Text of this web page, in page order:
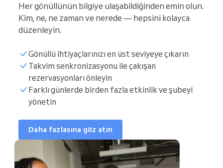
Yaklaşan etkinlikler
Etkinlik koordinasyonu
Her gönüllünün bilgiye ulaşabildiğinden emin olun.
Kim, ne, ne zaman ve nerede — hepsini kolayca
düzenleyin.
Gönüllü ihtiyaçlarınızı en üst seviyeye çıkarın
Takvim senkronizasyonu ile çakışan
rezervasyonları önleyin
Farklı günlerde birden fazla etkinlik ve şubeyi
yönetin
Daha fazlasına göz atın